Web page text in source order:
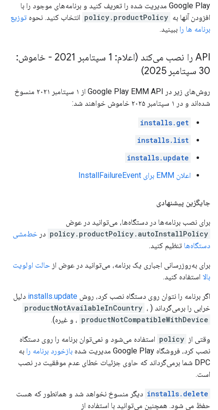
Google Play مدیریت شده را تعریف کنید و برنامه‌های موجود را با
افزودن آنها به policy.productPolicy انتخاب کنید. نحوه توزیع
برنامه ها را ببینید.
API را نصب می‌کند (اعلام: 1 سپتامبر 2021 - خاموش:
30 سپتامبر 2025)
روش‌های زیر در Google Play EMM API از ۱ سپتامبر ۲۰۲۱ منسوخ
شده‌اند و در ۱ سپتامبر ۲۰۲۵ خاموش خواهند شد:
installs.get
installs.list
installs.update
اعلان EMM برای InstallFailureEvent
جایگزین پیشنهادی
برای نصب برنامه‌ها در دستگاه‌ها، می‌توانید در عوض
policy.productPolicy.autoInstallPolicy در خط‌مشی
دستگاه‌ها تنظیم کنید.
برای به‌روزرسانی اجباری یک برنامه، می‌توانید در عوض از حالت اولویت
بالا استفاده کنید.
اگر برنامه را نتوان روی دستگاه نصب کرد، روش installs.update دلیل
خرابی را برمی‌گرداند (
productNotAvailableInCountry ،
productNotCompatibleWithDevice ، و غیره).
وقتی از policy استفاده می‌شود و نمی‌توان برنامه را روی دستگاه
نصب کرد، فروشگاه Google Play مدیریت شده
بازخورد برنامه را به
DPC شما برمی‌گرداند که حاوی جزئیات خطای عدم موفقیت در نصب
است.
installs.delete دیگر منسوخ نخواهد شد و همانطور که هست
حفظ می شود. همچنین می‌توانید با استفاده از